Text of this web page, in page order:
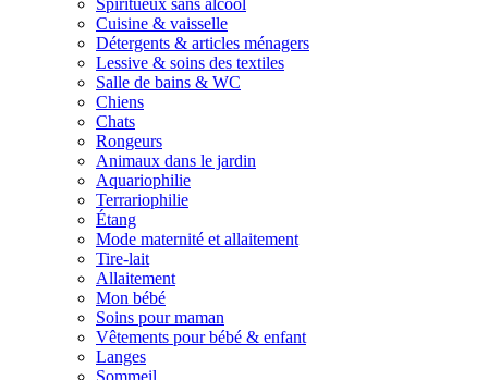
Spiritueux sans alcool
Cuisine & vaisselle
Détergents & articles ménagers
Lessive & soins des textiles
Salle de bains & WC
Chiens
Chats
Rongeurs
Animaux dans le jardin
Aquariophilie
Terrariophilie
Étang
Mode maternité et allaitement
Tire-lait
Allaitement
Mon bébé
Soins pour maman
Vêtements pour bébé & enfant
Langes
Sommeil